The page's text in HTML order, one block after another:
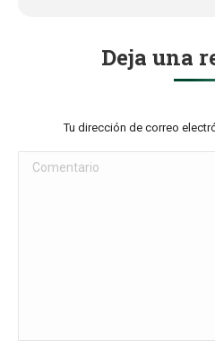
Deja una
Tu dirección de correo
Comentario